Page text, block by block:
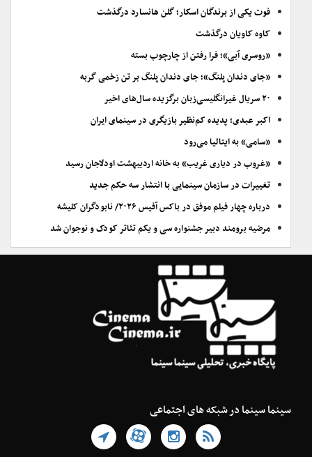
فوت یکی از برندگان اسکار؛ گلن هانسارد درگذشت
کاوه کاویان درگذشت
«روسری آبی»؛ فرا رفتن از چارچوب بسته
«جای دندان پلنگ»؛ جای دندان پلنگ بر تن زخمی گربه
۲۰ سریال غیرانگلیسی‌زبان برگزیده سال‌های اخیر
اکبر عبدی؛ پدیده کم‌نظیر بازیگری در سینمای ایران
«سامی» به ایتالیا می‌رود
«غروب در دیاری غریب» به خانه اردیبهشت اودلاجان رسید
تغییرات در سازمان سینمایی با انتشار سه حکم جدید
درباره چهار فیلم موفق در باکس آفیس ۲۰۲۶/ نابودگران کلیشه
مرضیه برومند دبیر جشنواره سی و یکم تئاتر کودک و نوجوان شد
سینما سینما در شبکه های اجتماعی